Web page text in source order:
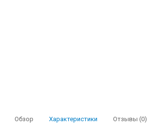
Обзор Характеристики Отзывы (0)